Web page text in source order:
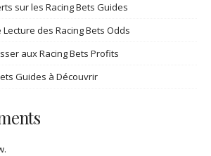
sur les Racing Bets Guides
Lecture des Racing Bets Odds
aux Racing Bets Profits
Guides à Découvrir